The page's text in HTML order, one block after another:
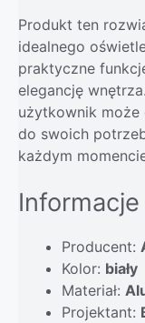
Produkt ten
idealnego
praktyczne
elegancję
użytkownik może
do swoich
każdym
Producent:
Kolor: biały
Materiał:
Projektant: